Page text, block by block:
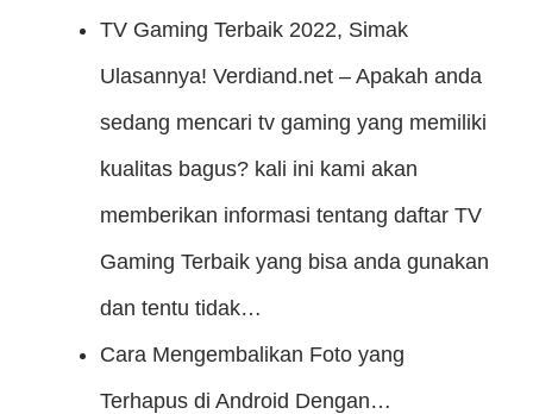
TV Gaming Terbaik 2022, Simak
Ulasannya! Verdiand.net – Apakah anda
sedang mencari tv gaming yang memiliki
kualitas bagus? kali ini kami akan
memberikan informasi tentang daftar TV
Gaming Terbaik yang bisa anda gunakan
dan tentu tidak…
Cara Mengembalikan Foto yang
Terhapus di Android Dengan…